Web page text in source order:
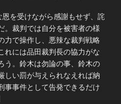
を受けながら感謝もせず、詫
。裁判では自分を被害者の様
力で操作し、悪辣な裁判戦略
れには品田裁判長の協力がな
う。鈴木は勿論の事、鈴木の
しい罰が与えられなえれば納
事事件として告発できるだけ